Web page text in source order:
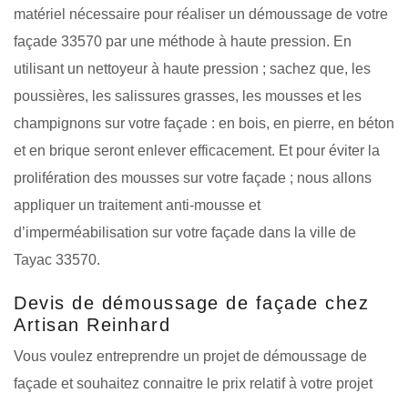
matériel nécessaire pour réaliser un démoussage de votre
façade 33570 par une méthode à haute pression. En
utilisant un nettoyeur à haute pression ; sachez que, les
poussières, les salissures grasses, les mousses et les
champignons sur votre façade : en bois, en pierre, en béton
et en brique seront enlever efficacement. Et pour éviter la
prolifération des mousses sur votre façade ; nous allons
appliquer un traitement anti-mousse et
d’imperméabilisation sur votre façade dans la ville de
Tayac 33570.
Devis de démoussage de façade chez
Artisan Reinhard
Vous voulez entreprendre un projet de démoussage de
façade et souhaitez connaitre le prix relatif à votre projet